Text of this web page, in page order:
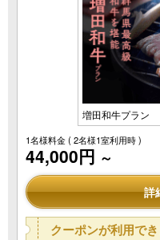
増田和牛プラン
1名様料金( 2名様1室利用時 )
44,000円 ～
詳
クーポンが利用でき